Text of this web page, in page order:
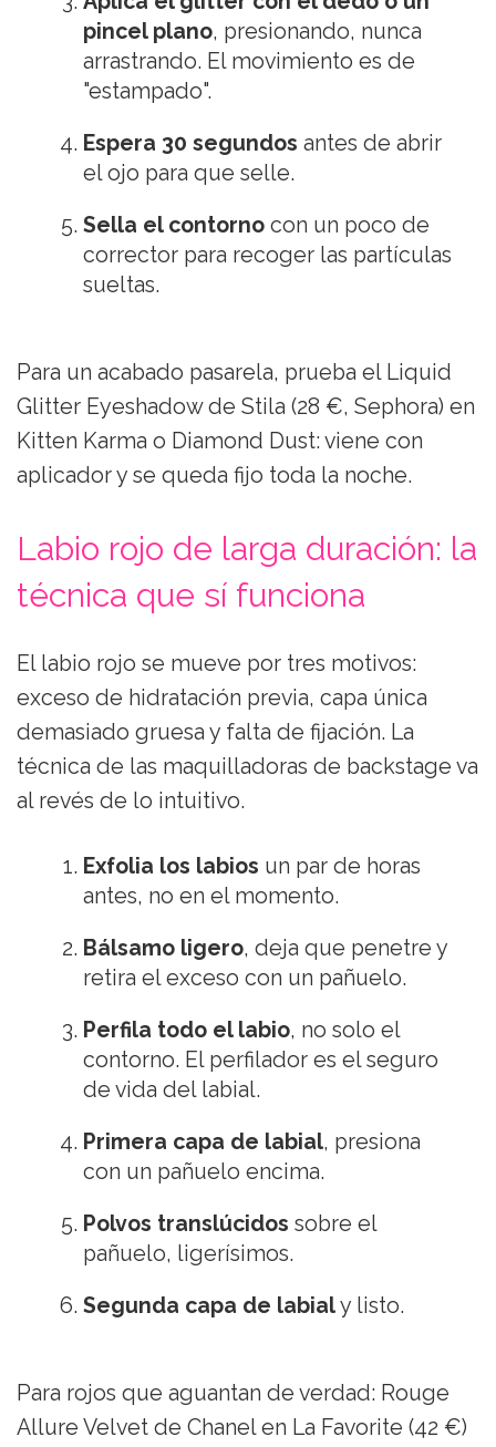
pincel plano, presionando, nunca
arrastrando. El movimiento es de
"estampado".
Espera 30 segundos antes de abrir
el ojo para que selle.
Sella el contorno con un poco de
corrector para recoger las partículas
sueltas.
Para un acabado pasarela, prueba el Liquid
Glitter Eyeshadow de Stila (28 €, Sephora) en
Kitten Karma o Diamond Dust: viene con
aplicador y se queda fijo toda la noche.
Labio rojo de larga duración: la
técnica que sí funciona
El labio rojo se mueve por tres motivos:
exceso de hidratación previa, capa única
demasiado gruesa y falta de fijación. La
técnica de las maquilladoras de backstage va
al revés de lo intuitivo.
Exfolia los labios un par de horas
antes, no en el momento.
Bálsamo ligero, deja que penetre y
retira el exceso con un pañuelo.
Perfila todo el labio, no solo el
contorno. El perfilador es el seguro
de vida del labial.
Primera capa de labial, presiona
con un pañuelo encima.
Polvos translúcidos sobre el
pañuelo, ligerísimos.
Segunda capa de labialy listo.
Para rojos que aguantan de verdad: Rouge
Allure Velvet de Chanel en La Favorite (42 €)